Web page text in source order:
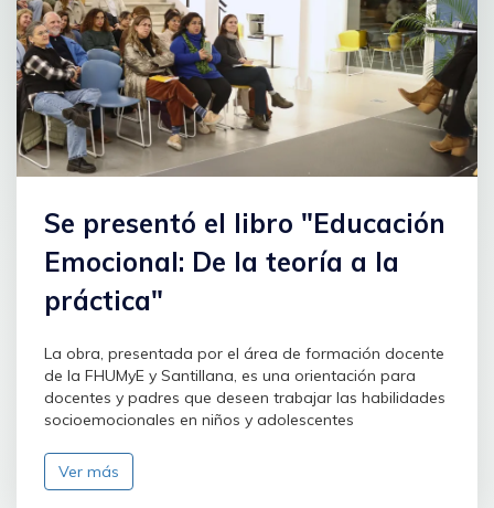
Se presentó el libro "Educación
Emocional: De la teoría a la
práctica"
La obra, presentada por el área de formación docente
de la FHUMyE y Santillana, es una orientación para
docentes y padres que deseen trabajar las habilidades
socioemocionales en niños y adolescentes
Ver más